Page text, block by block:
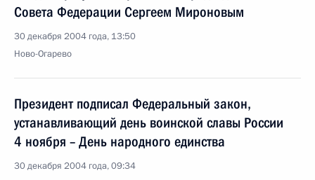
Совета Федерации Сергеем Мироновым
30 декабря 2004 года, 13:50
Ново-Огарево
Президент подписал Федеральный закон,
устанавливающий день воинской славы России
4 ноября – День народного единства
30 декабря 2004 года, 09:34